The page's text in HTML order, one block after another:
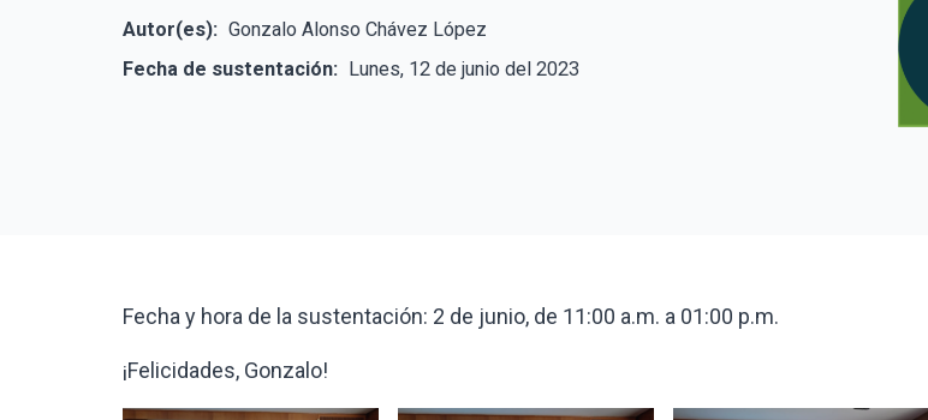
Autor(es): Gonzalo Alonso Chávez López
Fecha de sustentación: Lunes, 12 de junio del 2023
Fecha y hora de la sustentación: 2 de junio, de 11:00 a.m. a 01:00 p.m.
¡Felicidades, Gonzalo!